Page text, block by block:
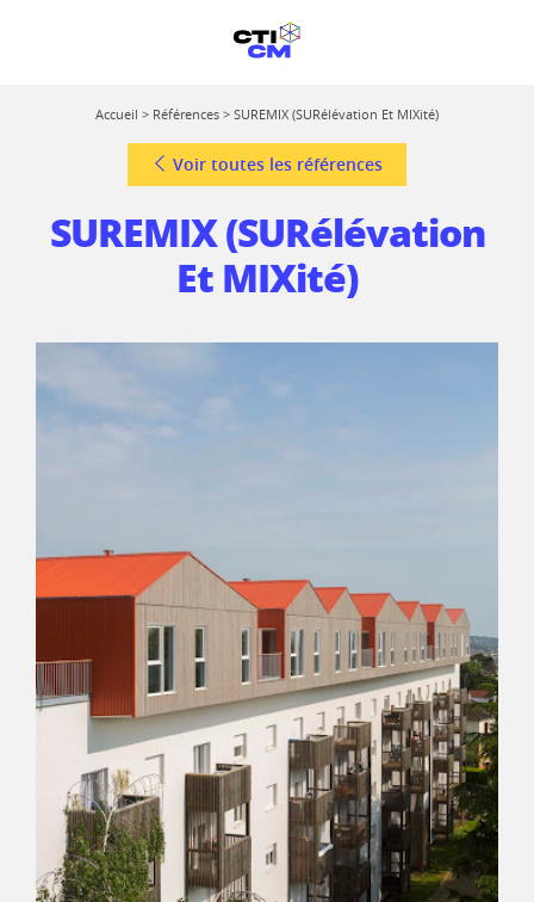
Accueil > Références > SUREMIX (SURélévation Et MIXité)
Voir toutes les références
SUREMIX (SURélévation
Et MIXité)